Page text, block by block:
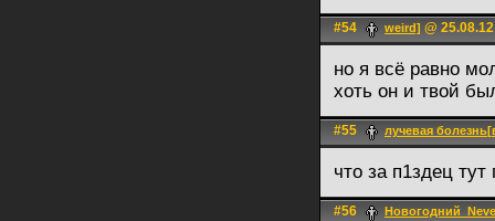
#54 weird] @
но я всё равно
хоть он и твой
#55 лучевая
что за п1здец
#56